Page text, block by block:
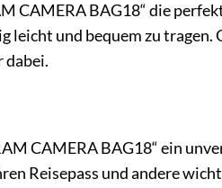
CAMERA BAG18“ die
und bequem zu tragen.
dabei.
CAMERA BAG18“ ein
Reisepass und andere